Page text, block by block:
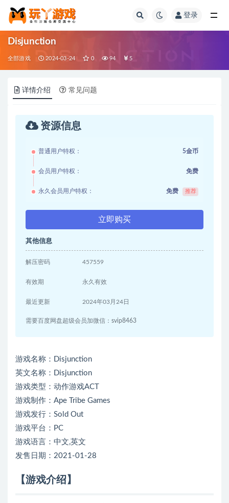
登录
Disjunction
全部游戏 2024-03-24 0 94 5
详情介绍 常见问题
资源信息
普通用户特权： 5金币
会员用户特权： 免费
永久会员用户特权： 免费 推荐
立即购买
其他信息
解压密码 457559
有效期 永久有效
最近更新 2024年03月24日
需要百度网盘超级会员加微信：svip8463
游戏名称：Disjunction
英文名称：Disjunction
游戏类型：动作游戏ACT
游戏制作：Ape Tribe Games
游戏发行：Sold Out
游戏平台：PC
游戏语言：中文,英文
发售日期：2021-01-28
【游戏介绍】